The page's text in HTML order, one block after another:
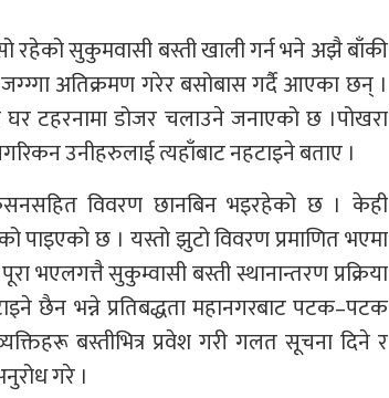
रहेको सुकुमवासी बस्ती खाली गर्न भने अझै बाँकी
अतिक्रमण गरेर बसोबास गर्दै आएका छन् ।
घर टहरनामा डोजर चलाउने जनाएको छ ।पोखरा
उनीहरुलाई त्यहाँबाट नहटाइने बताए ।
विवरण छानबिन भइरहेको छ । केही
पाइएको छ । यस्तो झुटो विवरण प्रमाणित भएमा
भएलगत्तै सुकुम्वासी बस्ती स्थानान्तरण प्रक्रिया
छैन भन्ने प्रतिबद्धता महानगरबाट पटक–पटक
बस्तीभित्र प्रवेश गरी गलत सूचना दिने र
गरे ।